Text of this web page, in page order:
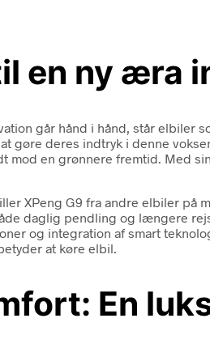
en ny æra
går hånd i hånd, står elbiler
gøre deres indtryk i denne
mod en grønnere fremtid. Med
XPeng G9 fra andre elbiler
daglig pendling og længere
og integration af smart
at køre elbil.
En